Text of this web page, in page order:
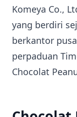
Komeya Co.,
yang berdiri
berkantor
perpaduan
Chocolat